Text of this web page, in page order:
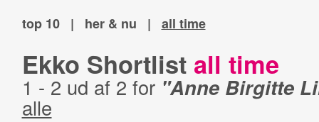
top 10 | her & nu | all time
Ekko Shortlist all time
1 - 2 ud af 2 for "Anne Birgitte
alle